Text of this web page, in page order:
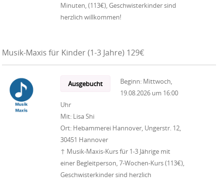
Minuten, (113€), Geschwisterkinder sind
herzlich willkommen!
Musik-Maxis für Kinder (1-3 Jahre) 129€
Ausgebucht Beginn: Mittwoch,
19.08.2026 um 16:00
Uhr
Mit: Lisa Shi
Ort: Hebammerei Hannover, Ungerstr. 12,
30451 Hannover
↑ Musik-Maxis-Kurs für 1-3 Jährige mit
einer Begleitperson, 7-Wochen-Kurs (113€),
Geschwisterkinder sind herzlich